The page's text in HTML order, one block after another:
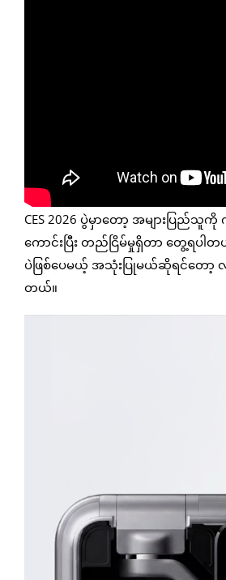
CES 2026 ပွဲမှာတော့ အများပ
ကောင်းပြီး တည်ငြိမ်မှုရှိတာ တွေ့ရပါ
ပဲဖြစ်ပေမယ့် အသုံးပြုမယ်ဆိုရင်တော့ လ
တယ်။